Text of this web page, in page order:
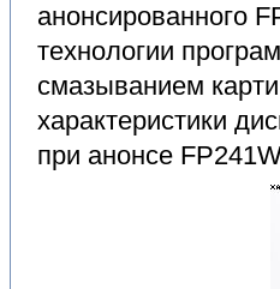
анонсированного
технологии
смазыванием
характеристики
при анонсе